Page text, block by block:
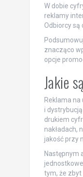
W dobie
reklamy
Odbiorcy
znacząco
opcje
Jakie
Reklama
i
drukiem
nakładach,
jakość przy
Następnym
tym, że zbyt